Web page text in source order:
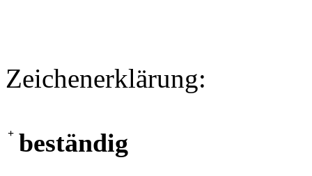
Zeichenerklärung:
+ beständig